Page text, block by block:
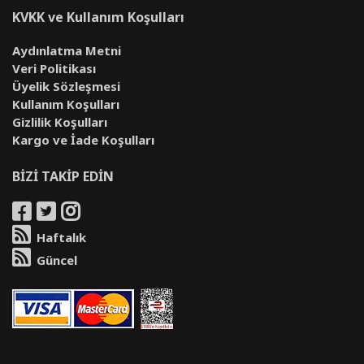
KVKK ve Kullanım Koşulları
Aydınlatma Metni
Veri Politikası
Üyelik Sözleşmesi
Kullanım Koşulları
Gizlilik Koşulları
Kargo ve İade Koşulları
BİZİ TAKİP EDİN
Haftalık
Güncel